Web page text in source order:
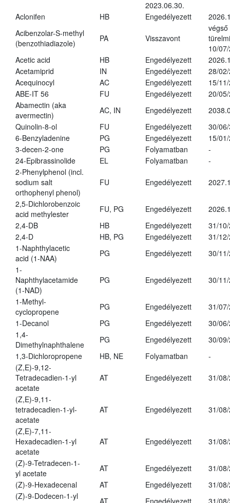
2023.06.30.
Aclonifen
HB Engedélyezett
Acibenzolar-S-methyl
(benzothiadiazole)
PA Visszavont
végső
10/
Acetic acid
HB Engedélyezett
Acetamiprid
IN Engedélyezett
28/
Acequinocyl
AC Engedélyezett
15/
ABE-IT 56
FU Engedélyezett
20/
Abamectin (aka
avermectin)
AC, IN Engedélyezett
Quinolin-8-ol
FU Engedélyezett
30/
6-Benzyladenine
PG Engedélyezett
15/
3-decen-2-one
PG Folyamatban
-
24-Epibrassinolide
EL Folyamatban
-
2-Phenylphenol (incl.
sodium salt
orthophenyl phenol)
FU Engedélyezett
2,5-Dichlorobenzoic
acid methylester
FU, PG Engedélyezett
2,4-DB
HB Engedélyezett
31/
2,4-D
HB, PG Engedélyezett
31/
1-Naphthylacetic
acid (1-NAA)
PG Engedélyezett
30/
1-
Naphthylacetamide
(1-NAD)
PG Engedélyezett 30/
1-Methyl-
cyclopropene
PG Engedélyezett
31/
1-Decanol
PG Engedélyezett
30/
1,4-
Dimethylnaphthalene
PG Engedélyezett
30/
1,3-Dichloropropene
HB, NE Folyamatban
-
(Z,E)-9,12-
Tetradecadien-1-yl
acetate
AT Engedélyezett 31/
(Z,E)-9,11-
tetradecadien-1-yl-
acetate
AT Engedélyezett 31/
(Z,E)-7,11-
Hexadecadien-1-yl
acetate
AT Engedélyezett 31/
(Z)-9-Tetradecen-1-
yl acetate
AT Engedélyezett
31/
(Z)-9-Hexadecenal
AT Engedélyezett
31/
(Z)-9-Dodecen-1-yl